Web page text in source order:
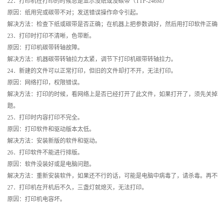
原因：纸用完或碳带不对；发送错误操作命令引起。
解决方法：检查下纸或碳带是否正确；在机器上把参数调好，然后用打印软件正
23．打印时打印不清晰，色带断。
原因：打印机碳带转轴故障。
解决方法：机器碳带转轴拉力太紧，调节下打印机碳带转轴拉力。
24．新建的文件可以正常打印，但旧的文件却打不开，无法打印。
原因：网络打印，权限错误。
解决方法：打印的时候，看网络上是否已经打开了此文件，如果打开了，须先关
题。
25．打印时内容打印不完全。
原因：打印软件和驱动版本太低。
解决方法：安装新版的软件和驱动。
26．打印软件不能进行排版。
原因：软件没装好或是电脑问题。
解决方法：重新安装软件，如果还不行的话，可能是电脑中病毒了，请杀毒。再
27．打印机在开机后不久，三盏灯就熄灭，无法打印。
原因：打印机电容坏。